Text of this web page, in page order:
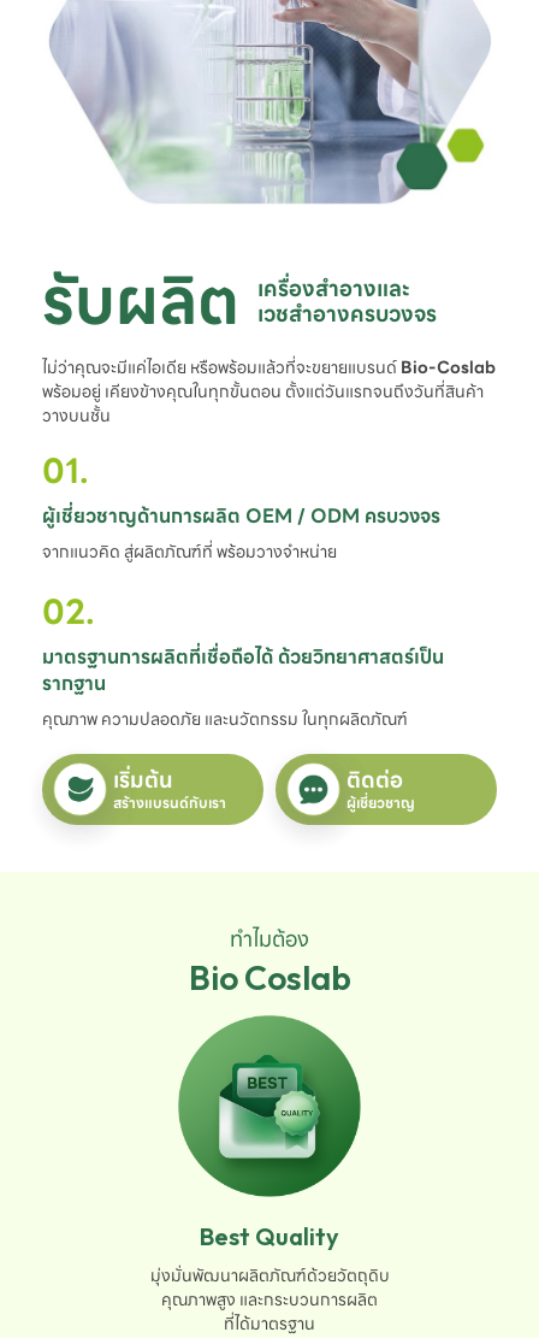
รับผลิต เครื่องสำอางและ
เวชสำอางครบวงจร
ไม่ว่าคุณจะมีแค่ไอเดีย หรือพร้อมแล้วที่จะขยายแบรนด์Bio-Coslab
พร้อมอยู่ เคียงข้างคุณในทุกขั้นตอน ตั้งแต่วันแรกจนถึงวันที่สินค้า
วางบนชั้น
01.
ผู้เชี่ยวชาญด้านการผลิต OEM / ODM ครบวงจร
จากแนวคิด สู่ผลิตภัณฑ์ที่ พร้อมวางจำหน่าย
02.
มาตรฐานการผลิตที่เชื่อถือได้ ด้วยวิทยาศาสตร์เป็น
รากฐาน
คุณภาพ ความปลอดภัย และนวัตกรรม ในทุกผลิตภัณฑ์
เริ่มต้น
สร้างแบรนด์กับเรา
ติดต่อ
ผู้เชี่ยวชาญ
ทำไมต้อง
Bio Coslab
Best Quality
มุ่งมั่นพัฒนาผลิตภัณฑ์ด้วยวัตถุดิบ
คุณภาพสูง และกระบวนการผลิต
ที่ได้มาตรฐาน